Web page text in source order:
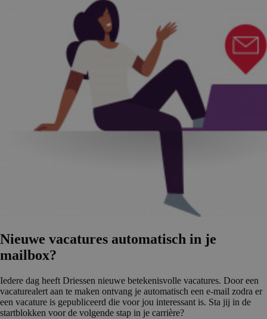
Nieuwe vacatures automatisch in je
mailbox?
Iedere dag heeft Driessen nieuwe betekenisvolle vacatures. Door een
vacaturealert aan te maken ontvang je automatisch een e-mail zodra er
een vacature is gepubliceerd die voor jou interessant is. Sta jij in de
startblokken voor de volgende stap in je carrière?